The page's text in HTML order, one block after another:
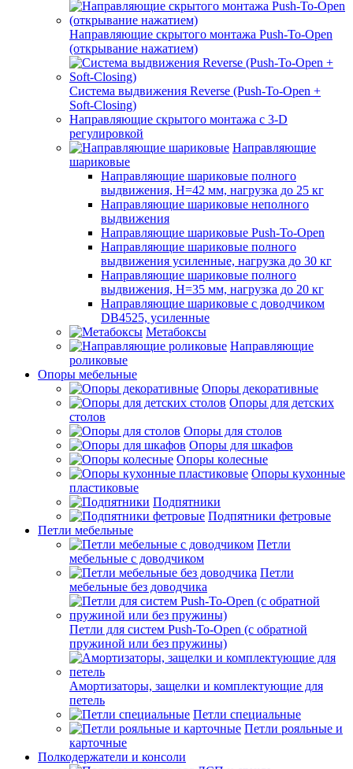
Направляющие скрытого монтажа Push-To-Open
(открывание нажатием)
Система выдвижения Reverse (Push-To-Open +
Soft-Closing)
Направляющие скрытого монтажа с 3-D
регулировкой
Направляющие
шариковые
Направляющие шариковые полного
выдвижения, H=42 мм, нагрузка до 25 кг
Направляющие шариковые неполного
выдвижения
Направляющие шариковые Push-To-Open
Направляющие шариковые полного
выдвижения усиленные, нагрузка до 30 кг
Направляющие шариковые полного
выдвижения, H=35 мм, нагрузка до 20 кг
Направляющие шариковые с доводчиком
DB4525, усиленные
Метабоксы
Направляющие
роликовые
Опоры мебельные
Опоры декоративные
Опоры для детских
столов
Опоры для столов
Опоры для шкафов
Опоры колесные
Опоры кухонные
пластиковые
Подпятники
Подпятники фетровые
Петли мебельные
Петли
мебельные с доводчиком
Петли
мебельные без доводчика
Петли для систем Push-To-Open (с обратной
пружиной или без пружины)
Амортизаторы, защелки и комплектующие для
петель
Петли специальные
Петли рояльные и
карточные
Полкодержатели и консоли